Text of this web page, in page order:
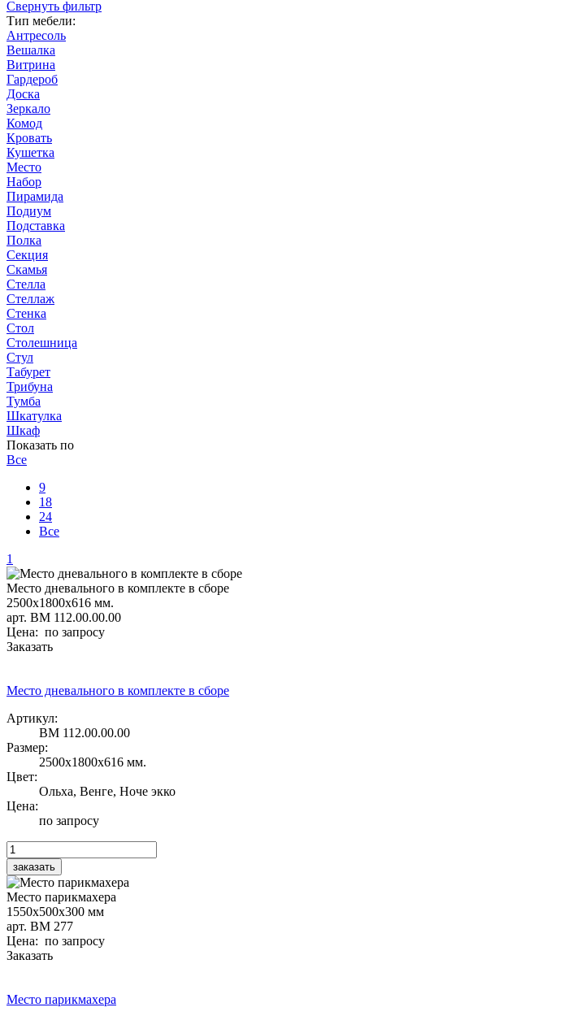
Cвернуть фильтр
Тип мебели:
Антресоль
Вешалка
Витрина
Гардероб
Доска
Зеркало
Комод
Кровать
Кушетка
Место
Набор
Пирамида
Подиум
Подставка
Полка
Секция
Скамья
Стелла
Стеллаж
Стенка
Стол
Столешница
Стул
Табурет
Трибуна
Тумба
Шкатулка
Шкаф
Показать по
Все
9
18
24
Все
1
Место дневального в комплекте в сборе
2500х1800х616 мм.
арт. BM 112.00.00.00
Цена: по запросу
Заказать
Место дневального в комплекте в сборе
Артикул:
BM 112.00.00.00
Размер:
2500х1800х616 мм.
Цвет:
Ольха, Венге, Ноче экко
Цена:
по запросу
Место парикмахера
1550х500х300 мм
арт. BM 277
Цена: по запросу
Заказать
Место парикмахера